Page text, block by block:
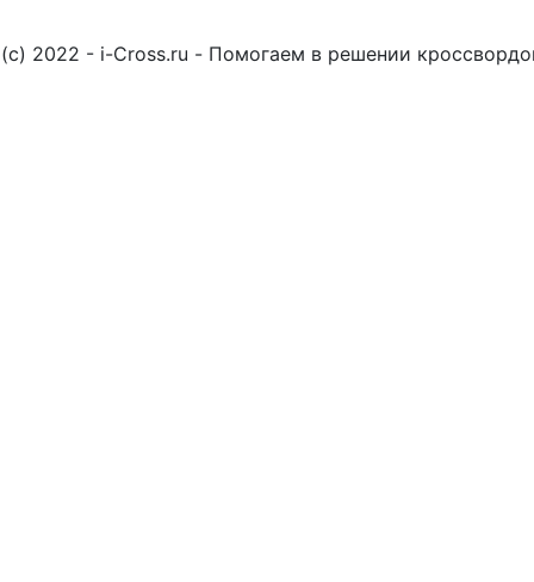
(c) 2022 - i-Cross.ru - Помогаем в решении